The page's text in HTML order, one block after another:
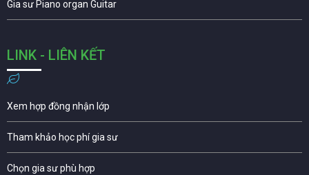
Gia sư Piano organ Guitar
LINK - LIÊN KẾT
Xem hợp đồng nhận lớp
Tham khảo học phí gia sư
Chọn gia sư phù hợp